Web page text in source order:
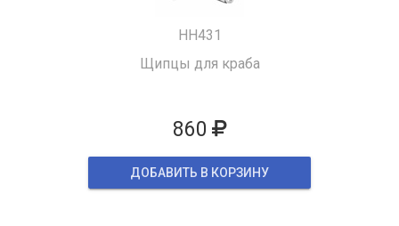
HH431
Щипцы для краба
860
ДОБАВИТЬ В КОРЗИНУ